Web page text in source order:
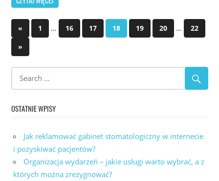
Stronicowanie
wpisów
«Previous
Posts
1 … 16 17 18 19 20 …
22
Next
Posts
»
OSTATNIE WPISY
Jak reklamować gabinet stomatologiczny w internecie
i pozyskiwać pacjentów?
Organizacja wydarzeń – jakie usługi warto wybrać, a z
których można zrezygnować?